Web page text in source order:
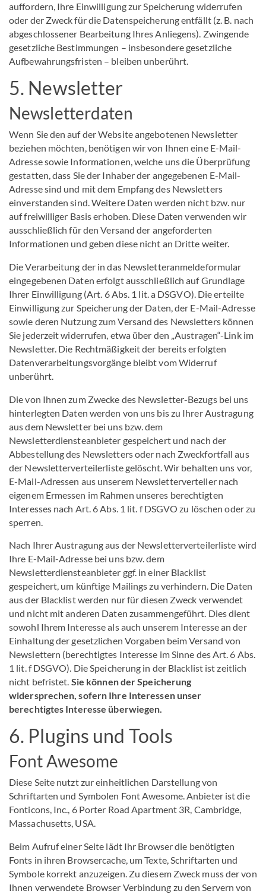
auffordern, Ihre Einwilligung zur Speicherung widerrufen
oder der Zweck für die Datenspeicherung entfällt (z. B. nach
abgeschlossener Bearbeitung Ihres Anliegens). Zwingende
gesetzliche Bestimmungen – insbesondere gesetzliche
Aufbewahrungsfristen – bleiben unberührt.
5. Newsletter
Newsletter­daten
Wenn Sie den auf der Website angebotenen Newsletter
beziehen möchten, benötigen wir von Ihnen eine E-Mail-
Adresse sowie Informationen, welche uns die Überprüfung
gestatten, dass Sie der Inhaber der angegebenen E-Mail-
Adresse sind und mit dem Empfang des Newsletters
einverstanden sind. Weitere Daten werden nicht bzw. nur
auf freiwilliger Basis erhoben. Diese Daten verwenden wir
ausschließlich für den Versand der angeforderten
Informationen und geben diese nicht an Dritte weiter.
Die Verarbeitung der in das Newsletteranmeldeformular
eingegebenen Daten erfolgt ausschließlich auf Grundlage
Ihrer Einwilligung (Art. 6 Abs. 1 lit. a DSGVO). Die erteilte
Einwilligung zur Speicherung der Daten, der E-Mail-Adresse
sowie deren Nutzung zum Versand des Newsletters können
Sie jederzeit widerrufen, etwa über den „Austragen“-Link im
Newsletter. Die Rechtmäßigkeit der bereits erfolgten
Datenverarbeitungsvorgänge bleibt vom Widerruf
unberührt.
Die von Ihnen zum Zwecke des Newsletter-Bezugs bei uns
hinterlegten Daten werden von uns bis zu Ihrer Austragung
aus dem Newsletter bei uns bzw. dem
Newsletterdiensteanbieter gespeichert und nach der
Abbestellung des Newsletters oder nach Zweckfortfall aus
der Newsletterverteilerliste gelöscht. Wir behalten uns vor,
E-Mail-Adressen aus unserem Newsletterverteiler nach
eigenem Ermessen im Rahmen unseres berechtigten
Interesses nach Art. 6 Abs. 1 lit. f DSGVO zu löschen oder zu
sperren.
Nach Ihrer Austragung aus der Newsletterverteilerliste wird
Ihre E-Mail-Adresse bei uns bzw. dem
Newsletterdiensteanbieter ggf. in einer Blacklist
gespeichert, um künftige Mailings zu verhindern. Die Daten
aus der Blacklist werden nur für diesen Zweck verwendet
und nicht mit anderen Daten zusammengeführt. Dies dient
sowohl Ihrem Interesse als auch unserem Interesse an der
Einhaltung der gesetzlichen Vorgaben beim Versand von
Newslettern (berechtigtes Interesse im Sinne des Art. 6 Abs.
1 lit. f DSGVO). Die Speicherung in der Blacklist ist zeitlich
nicht befristet. Sie können der Speicherung
widersprechen, sofern Ihre Interessen unser
berechtigtes Interesse überwiegen.
6. Plugins und Tools
Font Awesome
Diese Seite nutzt zur einheitlichen Darstellung von
Schriftarten und Symbolen Font Awesome. Anbieter ist die
Fonticons, Inc., 6 Porter Road Apartment 3R, Cambridge,
Massachusetts, USA.
Beim Aufruf einer Seite lädt Ihr Browser die benötigten
Fonts in ihren Browsercache, um Texte, Schriftarten und
Symbole korrekt anzuzeigen. Zu diesem Zweck muss der von
Ihnen verwendete Browser Verbindung zu den Servern von